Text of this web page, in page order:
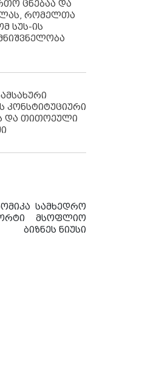
ცნებაა და
რომელთა
სუს-ის
და თითოეული
სამხედრო
მსოფლიო
ბიზნეს ნიუსი